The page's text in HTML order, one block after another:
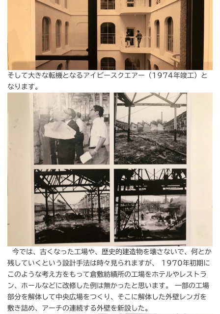
そして大きな転機となるアイビースクエアー（1974年竣工）と
なります。
今では、古くなった工場や、歴史的建造物を壊さないで、何とか
残していくという設計手法は時々見られますが、 1970年初期に
このような考え方をもって倉敷紡績所の工場をホテルやレストラ
ン、ホールなどに改修した例は無かったと思います。 一部の工場
部分を解体して中央広場をつくり、そこに解体した外壁レンガを
敷き詰め、アーチの連続する外壁を新設した。